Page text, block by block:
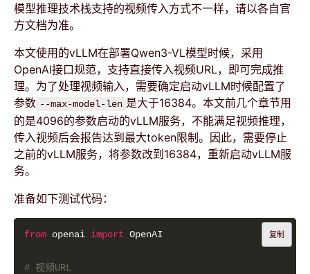
模型推理技术栈支持的视频传入方式不一样，请以各自官
方文档为准。
本文使用的vLLM在部署Qwen3-VL模型时候，采用
OpenAI接口规范，支持直接传入视频URL，即可完成推
理。为了处理视频输入，需要确定启动vLLM时候配置了
参数 --max-model-len 是大于16384。本文前几个章节用
的是4096的参数启动的vLLM服务，不能满足视频推理，
传入视频后会报告达到最大token限制。因此，需要停止
之前的vLLM服务，将参数改到16384，重新启动vLLM服
务。
准备如下测试代码：
from openai import
# 视频URL
复制